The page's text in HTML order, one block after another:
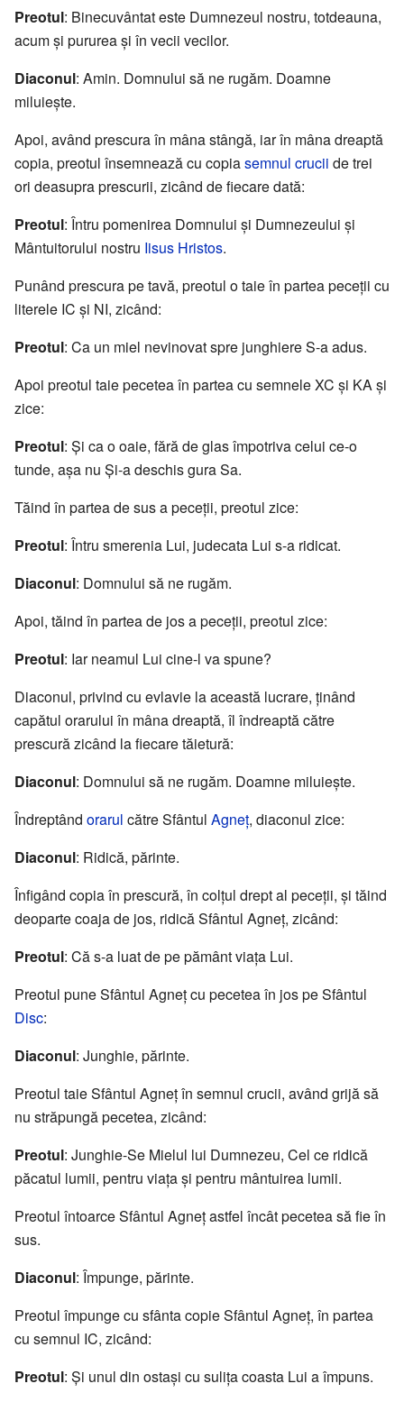
Preotul: Binecuvântat este Dumnezeul nostru, totdeauna,
acum și pururea și în vecii vecilor.
Diaconul: Amin. Domnului să ne rugăm. Doamne
miluiește.
Apoi, având prescura în mâna stângă, iar în mâna dreaptă
copia, preotul însemnează cu copiasemnul crucii de trei
ori deasupra prescurii, zicând de fiecare dată:
Preotul: Întru pomenirea Domnului și Dumnezeului și
Mântuitorului nostru Iisus Hristos.
Punând prescura pe tavă, preotul o taie în partea peceții cu
literele IC și NI, zicând:
Preotul: Ca un miel nevinovat spre junghiere S-a adus.
Apoi preotul taie pecetea în partea cu semnele XC și KA și
zice:
Preotul: Și ca o oaie, fără de glas împotriva celui ce-o
tunde, așa nu Și-a deschis gura Sa.
Tăind în partea de sus a peceții, preotul zice:
Preotul: Întru smerenia Lui, judecata Lui s-a ridicat.
Diaconul: Domnului să ne rugăm.
Apoi, tăind în partea de jos a peceții, preotul zice:
Preotul: Iar neamul Lui cine-l va spune?
Diaconul, privind cu evlavie la această lucrare, ținând
capătul orarului în mâna dreaptă, îl îndreaptă către
prescură zicând la fiecare tăietură:
Diaconul: Domnului să ne rugăm. Doamne miluiește.
Îndreptând orarul către Sfântul Agneţ, diaconul zice:
Diaconul: Ridică, părinte.
Înfigând copia în prescură, în colțul drept al peceții, și tăind
deoparte coaja de jos, ridică Sfântul Agneţ, zicând:
Preotul: Că s-a luat de pe pământ viața Lui.
Preotul pune Sfântul Agneț cu pecetea în jos pe Sfântul
Disc:
Diaconul: Junghie, părinte.
Preotul taie Sfântul Agneţ în semnul crucii, având grijă să
nu străpungă pecetea, zicând:
Preotul: Junghie-Se Mielul lui Dumnezeu, Cel ce ridică
păcatul lumii, pentru viața și pentru mântuirea lumii.
Preotul întoarce Sfântul Agneţ astfel încât pecetea să fie în
sus.
Diaconul: Împunge, părinte.
Preotul împunge cu sfânta copie Sfântul Agneţ, în partea
cu semnul IC, zicând:
Preotul: Și unul din ostași cu sulița coasta Lui a împuns.